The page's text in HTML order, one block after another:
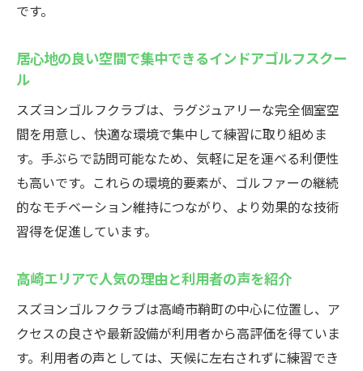
です。
居心地の良い空間で集中できるインドアゴルフスクー
ル
スズヨンゴルフクラブは、ラグジュアリーな完全個室空
間を用意し、快適な環境で集中して練習に取り組めま
す。手ぶらで訪問可能なため、気軽に足を運べる利便性
も高いです。これらの環境的要素が、ゴルファーの継続
的なモチベーション維持につながり、より効果的な技術
習得を促進しています。
高崎エリアで人気の理由と利用者の声を紹介
スズヨンゴルフクラブは高崎市鞘町の中心に位置し、ア
クセスの良さや最新設備が利用者から高評価を得ていま
す。利用者の声としては、天候に左右されずに練習でき